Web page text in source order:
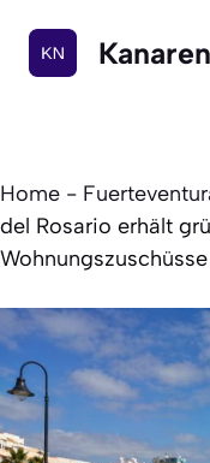
Inhalt
springen
Home -
del Rosario erhält
Wohnungszuschüsse